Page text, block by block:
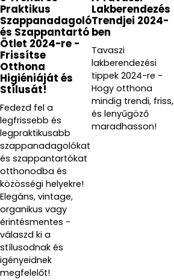
Praktikus
Szappanadagoló
és Szappantartó
Ötlet 2024-re -
Frissítse
Otthona
Higiéniáját és
Stílusát!
Fedezd fel a
legfrissebb és
legpraktikusabb
szappanadagolókat
és szappantartókat
otthonodba és
közösségi helyekre!
Elegáns, vintage,
organikus vagy
érintésmentes -
válaszd ki a
stílusodnak és
igényeidnek
megfelelőt!
Lakberendezés
Trendjei 2024-
ben
Tavaszi
lakberendezési
tippek 2024-re -
Hogy otthona
mindig trendi, friss,
és lenyűgöző
maradhasson!